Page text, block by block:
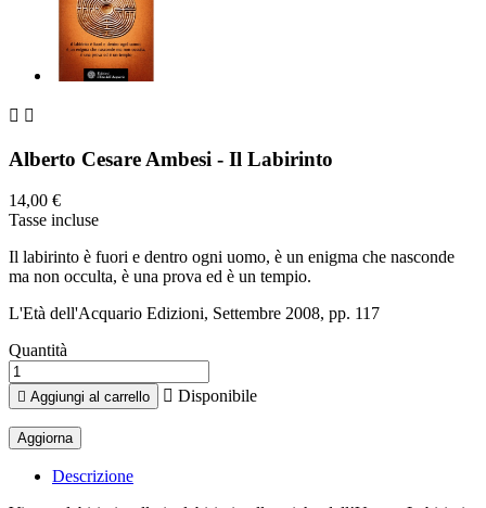
 
Alberto Cesare Ambesi - Il Labirinto
14,00 €
Tasse incluse
Il labirinto è fuori e dentro ogni uomo, è un enigma che nasconde
ma non occulta, è una prova ed è un tempio.
L'Età dell'Acquario Edizioni, Settembre 2008, pp. 117
Quantità
 Aggiungi al carrello  Disponibile
Descrizione